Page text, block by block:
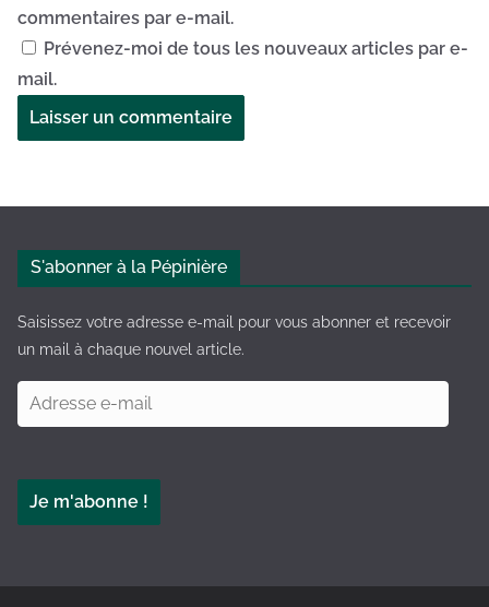
commentaires par e-mail.
Prévenez-moi de tous les nouveaux articles par e-
mail.
e
v
S'abonner à la Pépinière
Saisissez votre adresse e-mail pour vous abonner et recevoir
un mail à chaque nouvel article.
d
e
s
e
Je m'abonne !